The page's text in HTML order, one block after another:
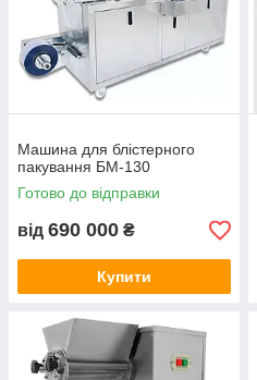
Машина для блістерного
пакування БМ-130
Готово до відправки
від 690 000 ₴
Купити